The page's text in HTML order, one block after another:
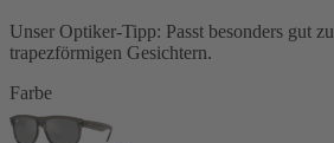
Unser Optiker-Tipp: Passt besonders gut zu
trapezförmigen Gesichtern.
Farbe